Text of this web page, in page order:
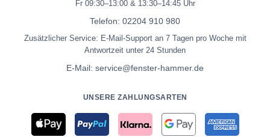
Fr 09:30–13:00 & 13:30–14:45 Uhr
Telefon: 02204 910 980
Zusätzlicher Service: E-Mail-Support an 7 Tagen pro Woche mit
Antwortzeit unter 24 Stunden
E-Mail: service@fenster-hammer.de
UNSERE ZAHLUNGSARTEN